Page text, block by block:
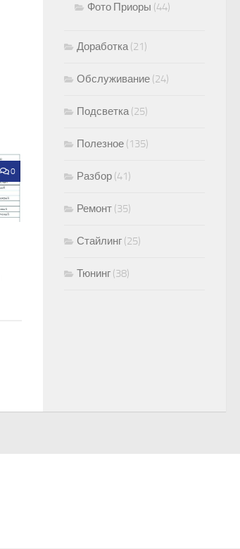
0
Фото Приоры (44)
Доработка(21)
Обслуживание (24)
Подсветка(25)
Полезное (135)
Разбор (41)
Ремонт (35)
Стайлинг (25)
Тюнинг (38)